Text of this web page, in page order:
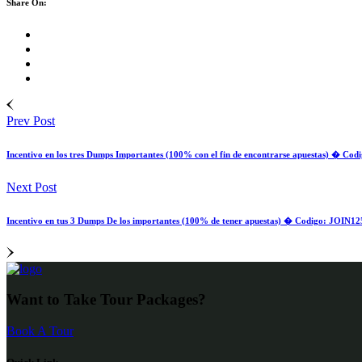
Share On:
Prev Post
Incentivo en los tres Dumps Importantes (100% con el fin de encontrarse apuestas) �
Next Post
Incentivo en tus 3 Dumps De los importantes (100% de tener apuestas) � Codigo:
Want to Take Tour Packages?
Book A Tour